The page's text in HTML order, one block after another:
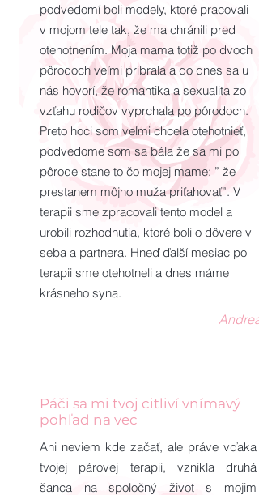
podvedomí boli modely, ktoré pracovali
v mojom tele tak, že ma chránili pred
otehotnením. Moja mama totiž po dvoch
pôrodoch veľmi pribrala a do dnes sa u
nás hovorí, že romantika a sexualita zo
vzťahu rodičov vyprchala po pôrodoch.
Preto hoci som veľmi chcela otehotnieť,
podvedome som sa bála že sa mi po
pôrode stane to čo mojej mame: ” že
prestanem môjho muža priťahovať”. V
terapii sme zpracovali tento model a
urobili rozhodnutia, ktoré boli o dôvere v
seba a partnera. Hneď ďalší mesiac po
terapii sme otehotneli a dnes máme
krásneho syna.
Andrea
Páči sa mi tvoj citliví vnímavý
pohľad na vec
Ani neviem kde začať, ale práve vďaka
tvojej párovej terapii, vznikla druhá
šanca na spoločný život s mojim